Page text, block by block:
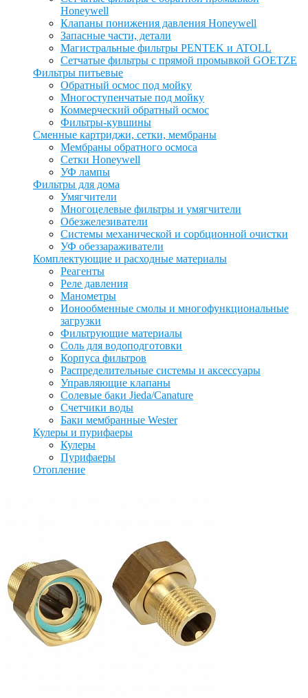
Honeywell
Клапаны понижения давления Honeywell
Запасные части, детали
Магистральные фильтры PENTEK и ATOLL
Сетчатые фильтры с прямой промывкой GOETZE
Фильтры питьевые
Обратный осмос под мойку
Многоступенчатые под мойку
Коммерческий обратный осмос
Фильтры-кувшины
Сменные картриджи, сетки, мембраны
Мембраны обратного осмоса
Сетки Honeywell
УФ лампы
Фильтры для дома
Умягчители
Многоцелевые фильтры и умягчители
Обезжелезиватели
Системы механической и сорбционной очистки
УФ обеззараживатели
Комплектующие и расходные материалы
Реагенты
Реле давления
Манометры
Ионообменные смолы и многофункциональные
загрузки
Фильтрующие материалы
Соль для водоподготовки
Корпуса фильтров
Распределительные системы и аксессуары
Управляющие клапаны
Солевые баки Jieda/Canature
Счетчики воды
Баки мембранные Wester
Кулеры и пурифаеры
Кулеры
Пурифаеры
Отопление